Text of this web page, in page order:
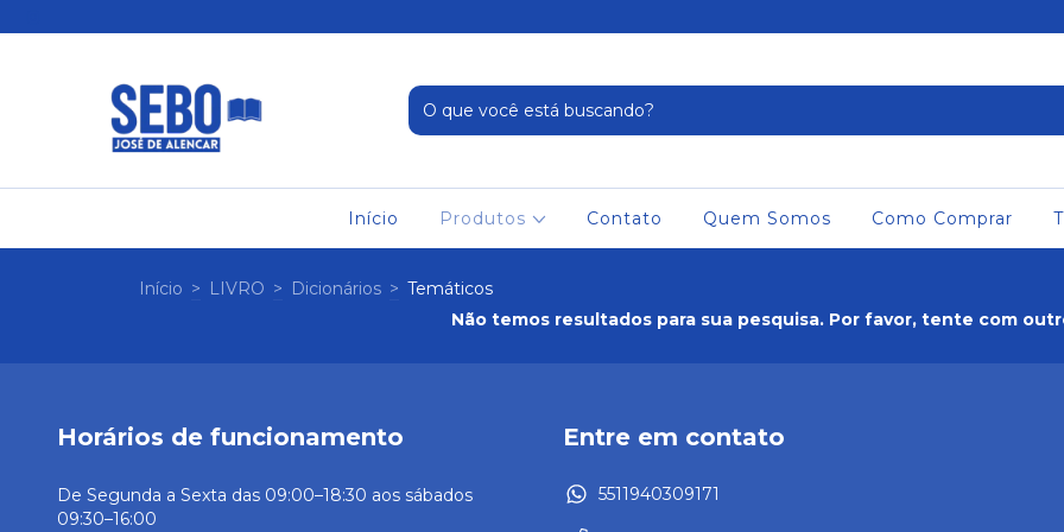
Início Produtos Contato Quem Somos Como Comprar
Início > LIVRO > Dicionários > Temáticos
Não temos resultados para sua pesquisa. Por favor, tente com
Horários de funcionamento
De Segunda a Sexta das 09:00–18:30 aos sábados
09:30–16:00
Entre em contato
5511940309171